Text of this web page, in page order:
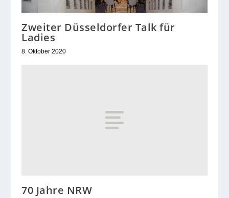
Zweiter Düsseldorfer Talk für
Ladies
8. Oktober 2020
70 Jahre NRW